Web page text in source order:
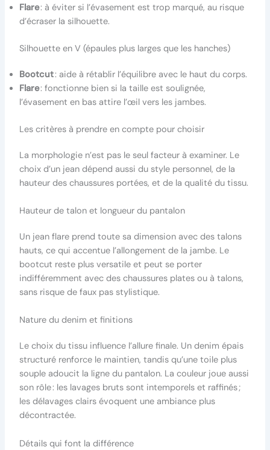
Flare: à éviter si l’évasement est trop marqué, au risque
d’écraser la silhouette.
Silhouette en V (épaules plus larges que les hanches)
Bootcut: aide à rétablir l’équilibre avec le haut du corps.
Flare: fonctionne bien si la taille est soulignée,
l’évasement en bas attire l’œil vers les jambes.
Les critères à prendre en compte pour choisir
La morphologie n’est pas le seul facteur à examiner. Le
choix d’un jean dépend aussi du style personnel, de la
hauteur des chaussures portées, et de la qualité du tissu.
Hauteur de talon et longueur du pantalon
Un jean flare prend toute sa dimension avec des talons
hauts, ce qui accentue l’allongement de la jambe. Le
bootcut reste plus versatile et peut se porter
indifféremment avec des chaussures plates ou à talons,
sans risque de faux pas stylistique.
Nature du denim et finitions
Le choix du tissu influence l’allure finale. Un denim épais
structuré renforce le maintien, tandis qu’une toile plus
souple adoucit la ligne du pantalon. La couleur joue aussi
son rôle : les lavages bruts sont intemporels et raffinés ;
les délavages clairs évoquent une ambiance plus
décontractée.
Détails qui font la différence